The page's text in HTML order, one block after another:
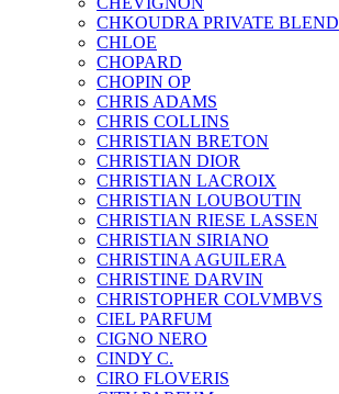
CHKOUDRA PRIVATE BLEND
CHLOE
CHOPARD
CHOPIN OP
CHRIS ADAMS
CHRIS COLLINS
CHRISTIAN BRETON
CHRISTIAN DIOR
CHRISTIAN LACROIX
CHRISTIAN LOUBOUTIN
CHRISTIAN RIESE LASSEN
CHRISTIAN SIRIANO
CHRISTINA AGUILERA
CHRISTINE DARVIN
CHRISTOPHER COLVMBVS
CIEL PARFUM
CIGNO NERO
CINDY C.
CIRO FLOVERIS